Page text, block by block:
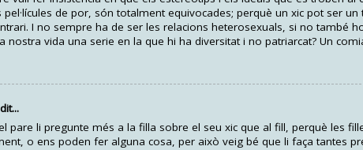
pel·lícules de por, són totalment equivocades; perquè un xic pot ser
I no sempre ha de ser les relacions heterosexuals, si no també
nostra vida una serie en la que hi ha diversitat i no patriarcat? Un
pare li pregunte més a la filla sobre el seu xic que al fill, perquè les
o ens poden fer alguna cosa, per això veig bé que li faça tantes